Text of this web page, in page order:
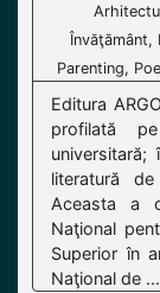
Învăţământ,
Parenting,
Editura
profilată
literatură
Aceasta a
Naţional
Superior în
Naţional de ...